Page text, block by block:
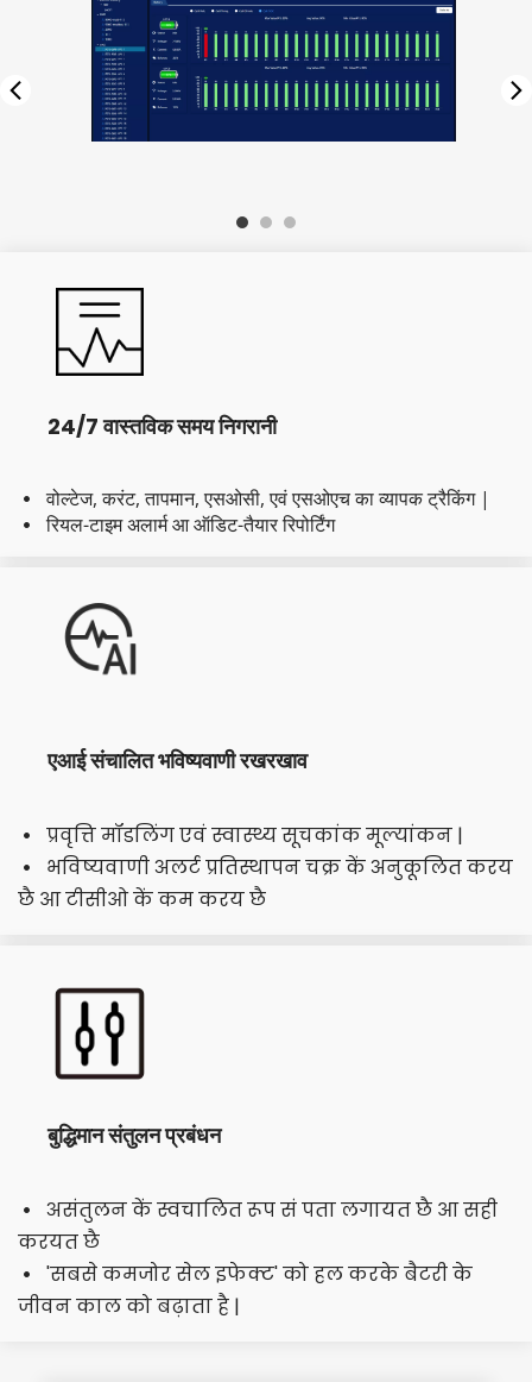
24/7 वास्तविक समय निगरानी
 वोल्टेज, करंट, तापमान, एसओसी, एवं एसओएच का व्यापक ट्रैकिंग |
 रियल-टाइम अलार्म आ ऑडिट-तैयार रिपोर्टिंग
एआई संचालित भविष्यवाणी रखरखाव
 प्रवृत्ति मॉडलिंग एवं स्वास्थ्य सूचकांक मूल्यांकन |
 भविष्यवाणी अलर्ट प्रतिस्थापन चक्र कें अनुकूलित करय
छै आ टीसीओ कें कम करय छै
बुद्धिमान संतुलन प्रबंधन
 असंतुलन कें स्वचालित रूप सं पता लगायत छै आ सही
करयत छै
 'सबसे कमजोर सेल इफेक्ट' को हल करके बैटरी के
जीवन काल को बढ़ाता है |